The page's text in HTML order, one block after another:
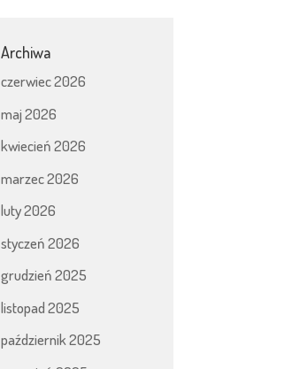
Archiwa
czerwiec 2026
maj 2026
kwiecień 2026
marzec 2026
luty 2026
styczeń 2026
grudzień 2025
listopad 2025
październik 2025